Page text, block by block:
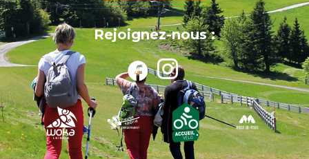
Rejoignez-nous :